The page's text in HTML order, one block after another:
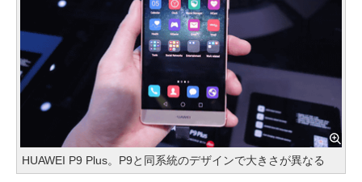
HUAWEI P9 Plus。P9と同系統のデザインで大きさが異なる